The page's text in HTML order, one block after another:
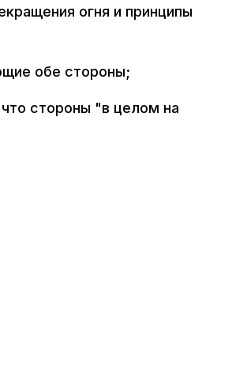
огня и принципы
обе стороны;
стороны "в целом на